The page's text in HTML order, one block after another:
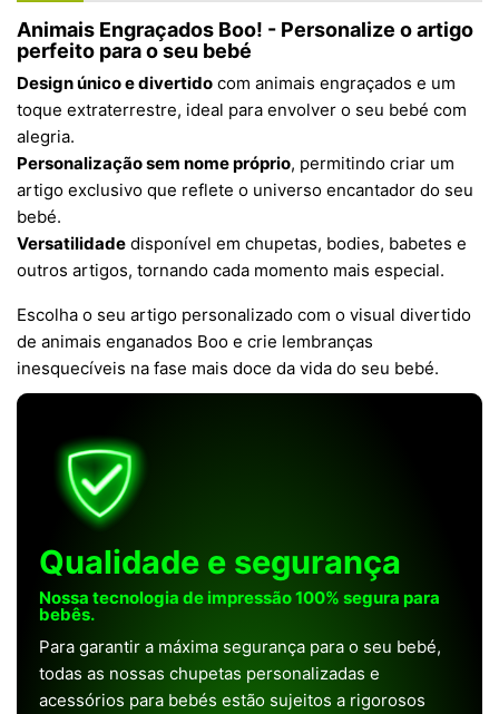
Animais Engraçados Boo! - Personalize o artigo
perfeito para o seu bebé
Design único e divertido com animais engraçados e um
toque extraterrestre, ideal para envolver o seu bebé com
alegria.
Personalização sem nome próprio, permitindo criar um
artigo exclusivo que reflete o universo encantador do seu
bebé.
Versatilidade disponível em chupetas, bodies, babetes e
outros artigos, tornando cada momento mais especial.
Escolha o seu artigo personalizado com o visual divertido
de animais enganados Boo e crie lembranças
inesquecíveis na fase mais doce da vida do seu bebé.
Qualidade e segurança
Nossa tecnologia de impressão 100% segura para
bebês.
Para garantir a máxima segurança para o seu bebé,
todas as nossas chupetas personalizadas e
acessórios para bebés estão sujeitos a rigorosos